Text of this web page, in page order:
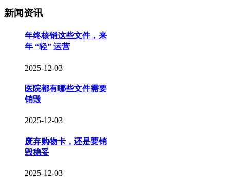
新闻资讯
年终核销这些文件，来
年 “轻” 运营
2025-12-03
医院都有哪些文件需要
销毁
2025-12-03
废弃购物卡，还是要销
毁稳妥
2025-12-03